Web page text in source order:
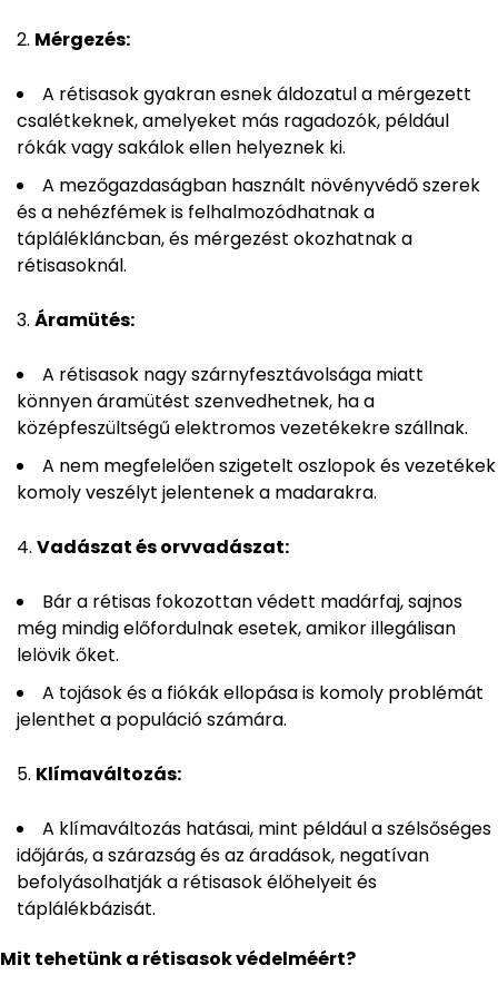
Mérgezés:
A rétisasok gyakran esnek áldozatul a mérgezett
csalétkeknek, amelyeket más ragadozók, például
rókák vagy sakálok ellen helyeznek ki.
A mezőgazdaságban használt növényvédő szerek
és a nehézfémek is felhalmozódhatnak a
táplálékláncban, és mérgezést okozhatnak a
rétisasoknál.
Áramütés:
A rétisasok nagy szárnyfesztávolsága miatt
könnyen áramütést szenvedhetnek, ha a
középfeszültségű elektromos vezetékekre szállnak.
A nem megfelelően szigetelt oszlopok és vezetékek
komoly veszélyt jelentenek a madarakra.
Vadászat és orvvadászat:
Bár a rétisas fokozottan védett madárfaj, sajnos
még mindig előfordulnak esetek, amikor illegálisan
lelövik őket.
A tojások és a fiókák ellopása is komoly problémát
jelenthet a populáció számára.
Klímaváltozás:
A klímaváltozás hatásai, mint például a szélsőséges
időjárás, a szárazság és az áradások, negatívan
befolyásolhatják a rétisasok élőhelyeit és
táplálékbázisát.
Mit tehetünk a rétisasok védelméért?